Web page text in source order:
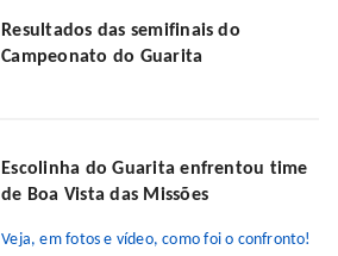
Resultados das semifinais do
Campeonato do Guarita
Escolinha do Guarita enfrentou time
de Boa Vista das Missões
Veja, em fotos e vídeo, como foi o confronto!